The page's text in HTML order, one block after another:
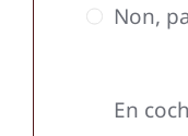
Non,
En